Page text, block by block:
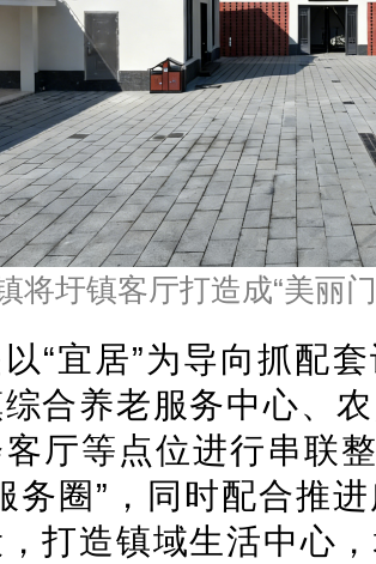
将圩镇客厅打造成“美丽
“宜居”为导向抓配
合养老服务中心、
厅等点位进行串联
务圈”，同时配合推
打造镇域生活中心